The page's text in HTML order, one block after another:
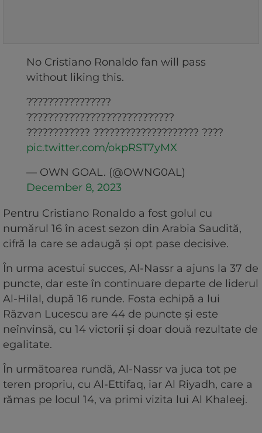
No Cristiano Ronaldo fan will pass
without liking this.
????????????????
????????????????????????????
???????????? ???????????????????? ????
pic.twitter.com/okpRST7yMX
— OWN GOAL. (@OWNG0AL)
December 8, 2023
Pentru Cristiano Ronaldo a fost golul cu
numărul 16 în acest sezon din Arabia Saudită,
cifră la care se adaugă și opt pase decisive.
În urma acestui succes, Al-Nassr a ajuns la 37 de
puncte, dar este în continuare departe de liderul
Al-Hilal, după 16 runde. Fosta echipă a lui
Răzvan Lucescu are 44 de puncte și este
neînvinsă, cu 14 victorii și doar două rezultate de
egalitate.
În următoarea rundă, Al-Nassr va juca tot pe
teren propriu, cu Al-Ettifaq, iar Al Riyadh, care a
rămas pe locul 14, va primi vizita lui Al Khaleej.